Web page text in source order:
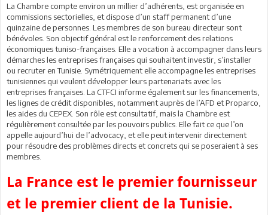
La Chambre compte environ un millier d’adhérents, est organisée en
commissions sectorielles, et dispose d’un staff permanent d’une
quinzaine de personnes. Les membres de son bureau directeur sont
bénévoles. Son objectif général est le renforcement des relations
économiques tuniso-françaises. Elle a vocation à accompagner dans leurs
démarches les entreprises françaises qui souhaitent investir, s’installer
ou recruter en Tunisie. Symétriquement elle accompagne les entreprises
tunisiennes qui veulent développer leurs partenariats avec les
entreprises françaises. La CTFCI informe également sur les financements,
les lignes de crédit disponibles, notamment auprès de l’AFD et Proparco,
les aides du CEPEX. Son rôle est consultatif, mais la Chambre est
régulièrement consultée par les pouvoirs publics. Elle fait ce que l’on
appelle aujourd’hui de l’advocacy, et elle peut intervenir directement
pour résoudre des problèmes directs et concrets qui se poseraient à ses
membres.
La France est le premier fournisseur
et le premier client de la Tunisie.